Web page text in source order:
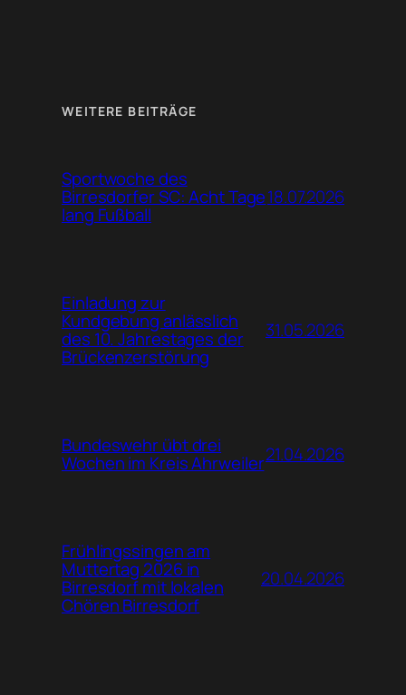
WEITERE BEITRÄGE
Sportwoche des
Birresdorfer SC: Acht Tage
lang Fußball
18.07.2026
Einladung zur
Kundgebung anlässlich
des 10. Jahrestages der
Brückenzerstörung
31.05.2026
Bundeswehr übt drei
Wochen im Kreis Ahrweiler21.04.2026
Frühlingssingen am
Muttertag 2026 in
Birresdorf mit lokalen
Chören Birresdorf
20.04.2026